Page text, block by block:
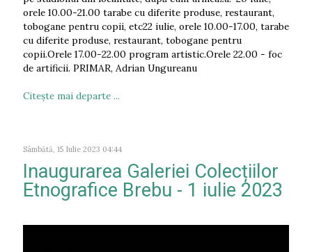
orele 10.00-21.00 tarabe cu diferite produse, restaurant,
tobogane pentru copii, etc22 iulie, orele 10.00-17.00, tarabe
cu diferite produse, restaurant, tobogane pentru
copii.Orele 17.00-22.00 program artistic.Orele 22.00 - foc
de artificii. PRIMAR, Adrian Ungureanu
Citeşte mai departe ...
Sâmbătă, 15 Iulie 2023 04:44
Inaugurarea Galeriei Colecțiilor
Etnografice Brebu - 1 iulie 2023